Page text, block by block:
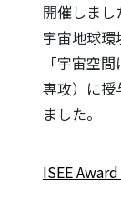
開催しまし
宇宙地球環
「宇宙空
専攻）に授
ました。
ISEE